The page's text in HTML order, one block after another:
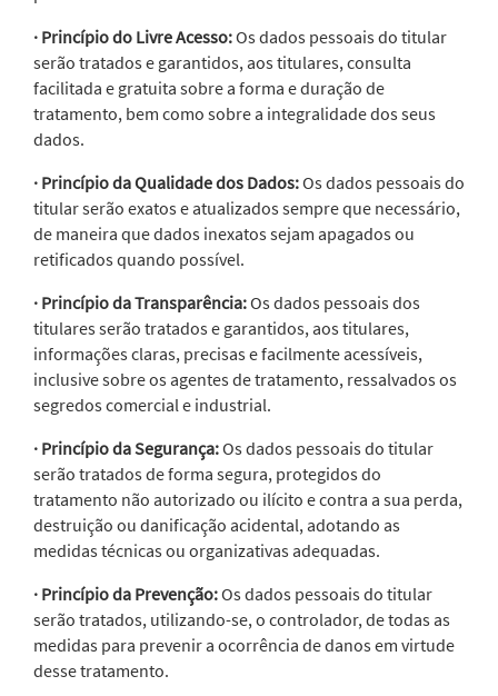
· Princípio do Livre Acesso:Os dados pessoais do titular
serão tratados e garantidos, aos titulares, consulta
facilitada e gratuita sobre a forma e duração de
tratamento, bem como sobre a integralidade dos seus
dados.
· Princípio da Qualidade dos Dados:Os dados pessoais do
titular serão exatos e atualizados sempre que necessário,
de maneira que dados inexatos sejam apagados ou
retificados quando possível.
· Princípio da Transparência:Os dados pessoais dos
titulares serão tratados e garantidos, aos titulares,
informações claras, precisas e facilmente acessíveis,
inclusive sobre os agentes de tratamento, ressalvados os
segredos comercial e industrial.
· Princípio da Segurança:Os dados pessoais do titular
serão tratados de forma segura, protegidos do
tratamento não autorizado ou ilícito e contra a sua perda,
destruição ou danificação acidental, adotando as
medidas técnicas ou organizativas adequadas.
· Princípio da Prevenção:Os dados pessoais do titular
serão tratados, utilizando-se, o controlador, de todas as
medidas para prevenir a ocorrência de danos em virtude
desse tratamento.